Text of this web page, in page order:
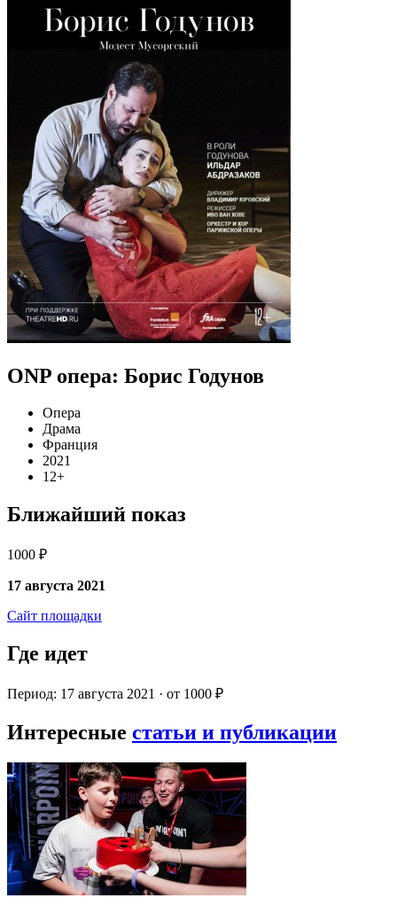
ONP опера: Борис Годунов
Опера
Драма
Франция
2021
12+
Ближайший показ
1000 ₽
17 августа 2021
Сайт площадки
Где идет
Период: 17 августа 2021 · от 1000 ₽
Интересные статьи и публикации